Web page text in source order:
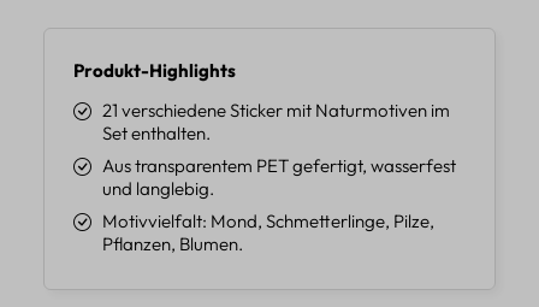
Produkt-Highlights
21 verschiedene Sticker mit Naturmotiven im
Set enthalten.
Aus transparentem PET gefertigt, wasserfest
und langlebig.
Motivvielfalt: Mond, Schmetterlinge, Pilze,
Pflanzen, Blumen.